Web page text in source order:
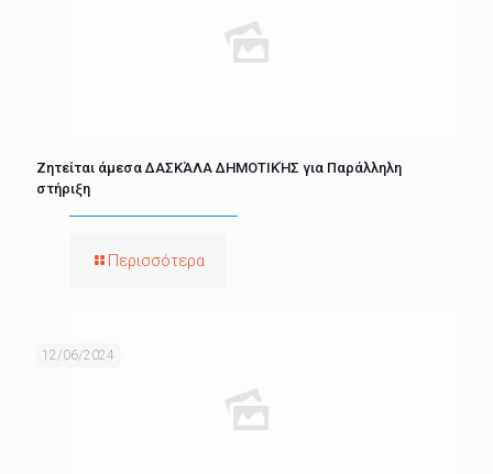
Ζητείται άμεσα ΔΑΣΚΆΛΑ ΔΗΜΟΤΙΚΉΣ για Παράλληλη
στήριξη
Περισσότερα
12/06/2024